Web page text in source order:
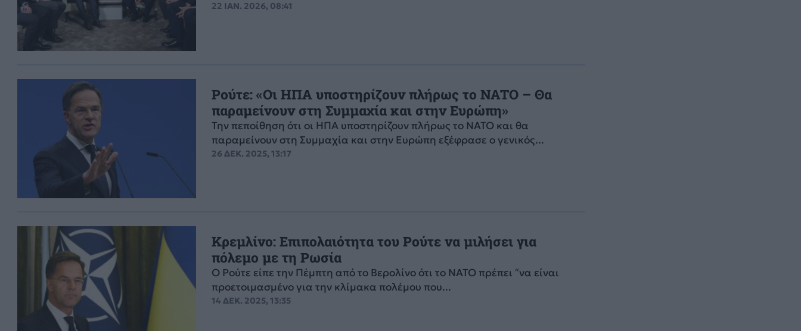
22 ΙΑΝ. 2026, 08:41
Ρούτε: «Οι ΗΠΑ υποστηρίζουν πλήρως το NATO – Θα
παραμείνουν στη Συμμαχία και στην Ευρώπη»
Την πεποίθηση ότι οι ΗΠΑ υποστηρίζουν πλήρως το NATO και θα
παραμείνουν στη Συμμαχία και στην Ευρώπη εξέφρασε ο γενικός...
26 ΔΕΚ. 2025, 13:17
Κρεμλίνο: Επιπολαιότητα του Ρούτε να μιλήσει για
πόλεμο με τη Ρωσία
Ο Ρούτε είπε την Πέμπτη από το Βερολίνο ότι το ΝΑΤΟ πρέπει “να είναι
προετοιμασμένο για την κλίμακα πολέμου που...
14 ΔΕΚ. 2025, 13:35